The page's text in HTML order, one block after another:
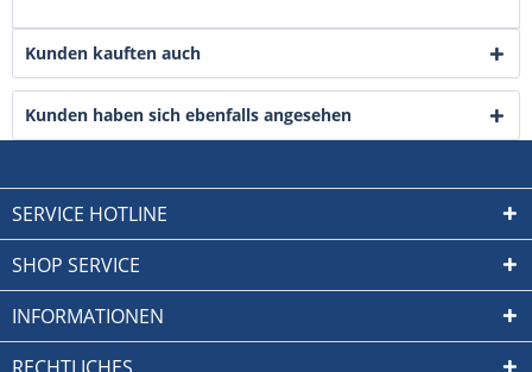
Kunden kauften auch
Kunden haben sich ebenfalls angesehen
SERVICE HOTLINE
SHOP SERVICE
INFORMATIONEN